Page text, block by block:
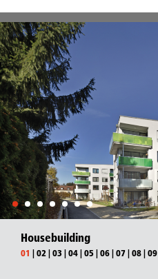
Housebuilding
01 |02 |03 |04|05 |06|07|08|09